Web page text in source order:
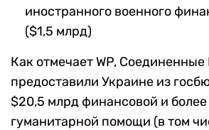
иностранного военного
($1,5 млрд)
Как отмечает WP,
предоставили Украине из
$20,5 млрд финансовой и
гуманитарной помощи (в том